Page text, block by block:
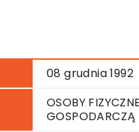
08 grudnia 1992
OSOBY
GOSPODARCZĄ